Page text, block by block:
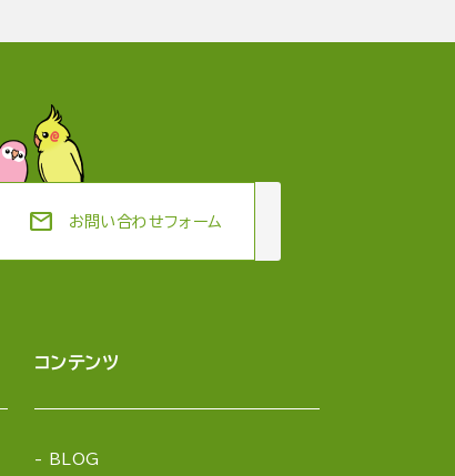
mail お問い合わせフォーム
コンテンツ
BLOG